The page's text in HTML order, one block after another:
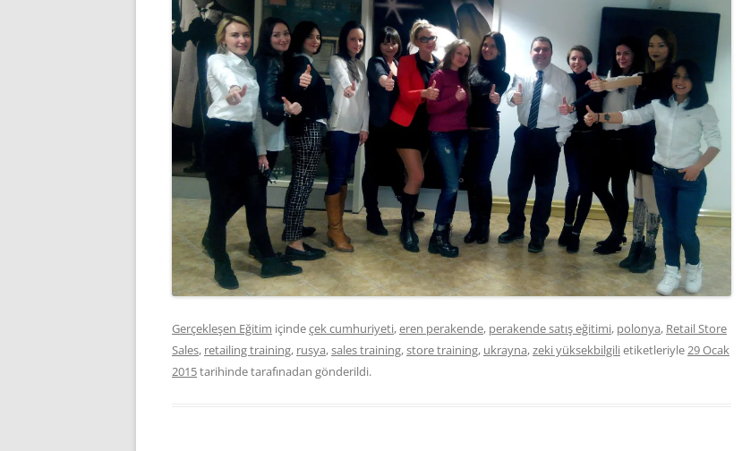
PAZARLAMA CANAVARI
Gerçekleşen Eğitim içindeçek cumhuriyeti,eren perakende, perakende satış eğitimi, polonya, Retail Store
Sales, retailing training, rusya,sales training,store training, ukrayna,zeki yüksekbilgilietiketleriyle29 Ocak
2015tarihindetarafınadan gönderildi.